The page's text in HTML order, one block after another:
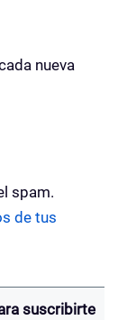
nueva
spam.
de tus
suscribirte